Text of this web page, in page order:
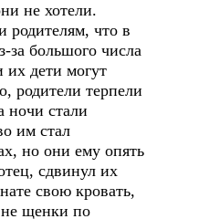
не хотели.
родителям, что в
за большого числа
их дети могут
родители терпели
ночи стали
им стал
но они ему опять
сдвинул их
свою кровать,
не щенки по